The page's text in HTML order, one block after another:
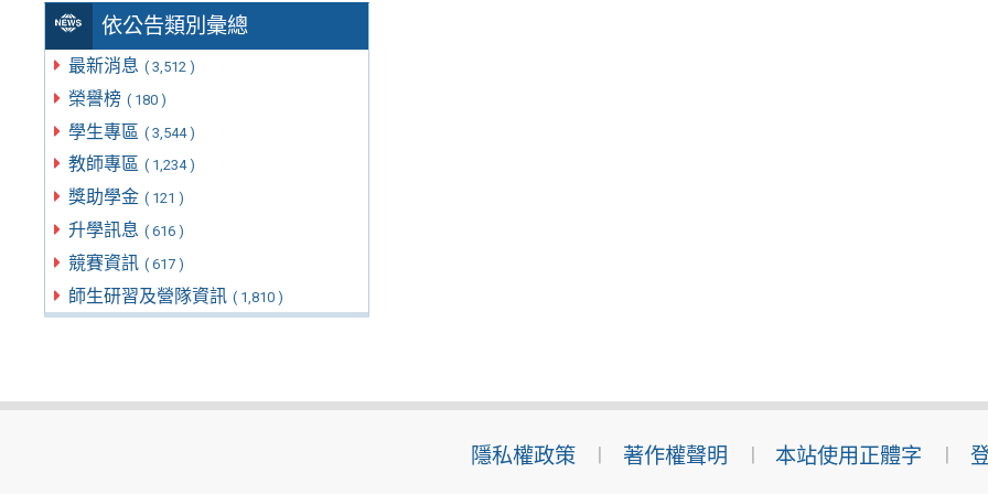
依公告類別彙總
最新消息 ( 3,512 )
榮譽榜 ( 180 )
學生專區 ( 3,544 )
教師專區 ( 1,234 )
獎助學金 ( 121 )
升學訊息 ( 616 )
競賽資訊 ( 617 )
師生研習及營隊資訊 ( 1,810 )
隱私權政策 著作權聲明 本站使用正體字